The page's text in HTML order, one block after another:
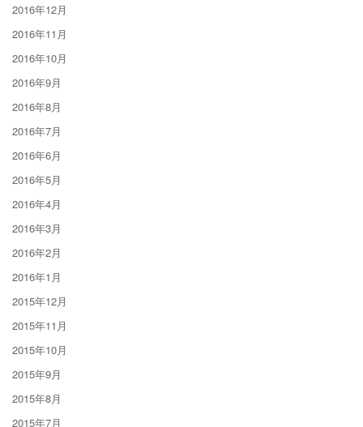
2016年12月
2016年11月
2016年10月
2016年9月
2016年8月
2016年7月
2016年6月
2016年5月
2016年4月
2016年3月
2016年2月
2016年1月
2015年12月
2015年11月
2015年10月
2015年9月
2015年8月
2015年7月